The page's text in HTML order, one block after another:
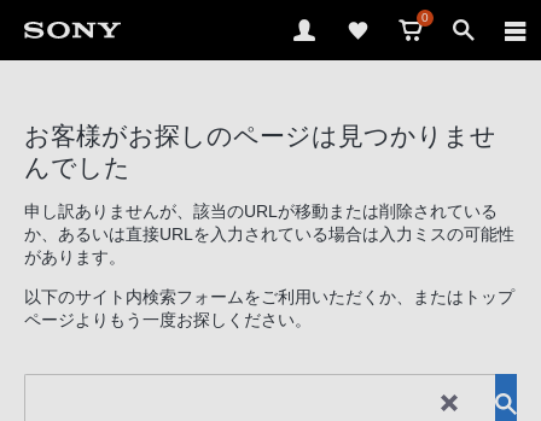
0
お客様がお探しのページは見つかりませ
んでした
申し訳ありませんが、該当のURLが移動または削除されている
か、あるいは直接URLを入力されている場合は入力ミスの可能性
があります。
以下のサイト内検索フォームをご利用いただくか、またはトップ
ページよりもう一度お探しください。